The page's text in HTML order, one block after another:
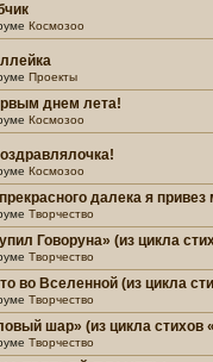
Космозоо
Проекты
днем лета!
Космозоо
Космозоо
далека я
Творчество
Говоруна» (из цикла
Творчество
во Вселенной (из цикла
Творчество
шар» (из цикла стихов
Творчество